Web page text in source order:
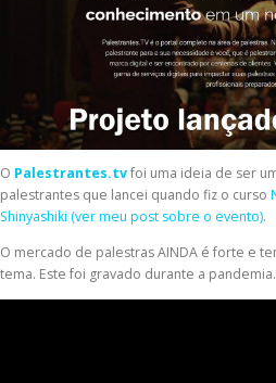
O Palestrantes.tvfoi uma ideia de ser
palestrantes que lancei quando fiz o curso
Shinyashiki (ver meu post sobre o evento).
O mercado de palestras AINDA é forte e
tema. Este foi gravado durante a pandemia.